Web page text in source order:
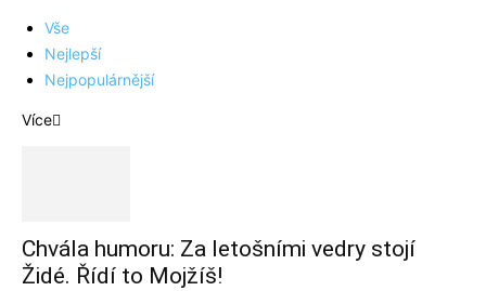
Vše
Nejlepší
Nejpopulárnější
Více
Chvála humoru: Za letošními vedry stojí
Židé. Řídí to Mojžíš!